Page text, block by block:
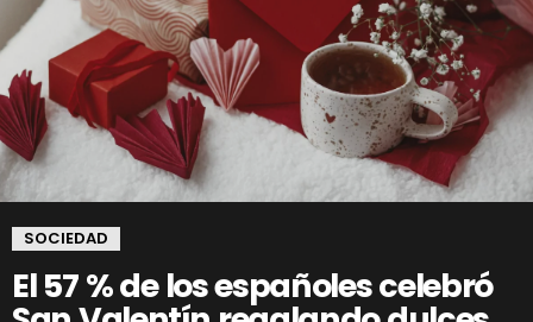
SOCIEDAD
El 57 % de los españoles celebró